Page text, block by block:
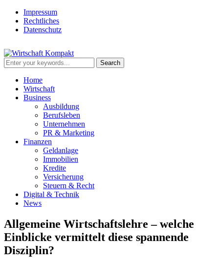
Impressum
Rechtliches
Datenschutz
Home
Wirtschaft
Business
Ausbildung
Berufsleben
Unternehmen
PR & Marketing
Finanzen
Geldanlage
Immobilien
Kredite
Versicherung
Steuern & Recht
Digital & Technik
News
Allgemeine Wirtschaftslehre – welche
Einblicke vermittelt diese spannende
Disziplin?